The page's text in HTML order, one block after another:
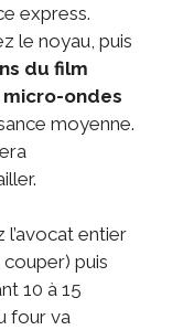
express.
le noyau, puis
du film
micro-ondes
moyenne.
entier
couper) puis
10 à 15
four va